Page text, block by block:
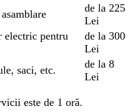
de la 225
Lei
electric pentru
de la 300
Lei
saci, etc.
de la 8
Lei
este de 1 oră.